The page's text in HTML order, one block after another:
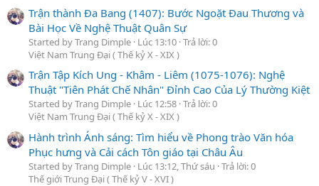
Trận thành Đa Bang (1407): Bước Ngoặt Đau Thương và
Bài Học Về Nghệ Thuật Quân Sự
Started by Trang Dimple Lúc 13:10 Trả lời: 0
Việt Nam Trung Đại ( Thế kỷ X - XIX )
Trận Tập Kích Ung - Khâm - Liêm (1075-1076): Nghệ
Thuật "Tiên Phát Chế Nhân" Đỉnh Cao Của Lý Thường Kiệt
Started by Trang Dimple Lúc 12:58 Trả lời: 0
Việt Nam Trung Đại ( Thế kỷ X - XIX )
Hành trình Ánh sáng: Tìm hiểu về Phong trào Văn hóa
Phục hưng và Cải cách Tôn giáo tại Châu Âu
Started by Trang Dimple Lúc 13:12, Thứ sáu Trả lời: 0
Thế giới Trung Đại ( Thế kỷ V - XVI )